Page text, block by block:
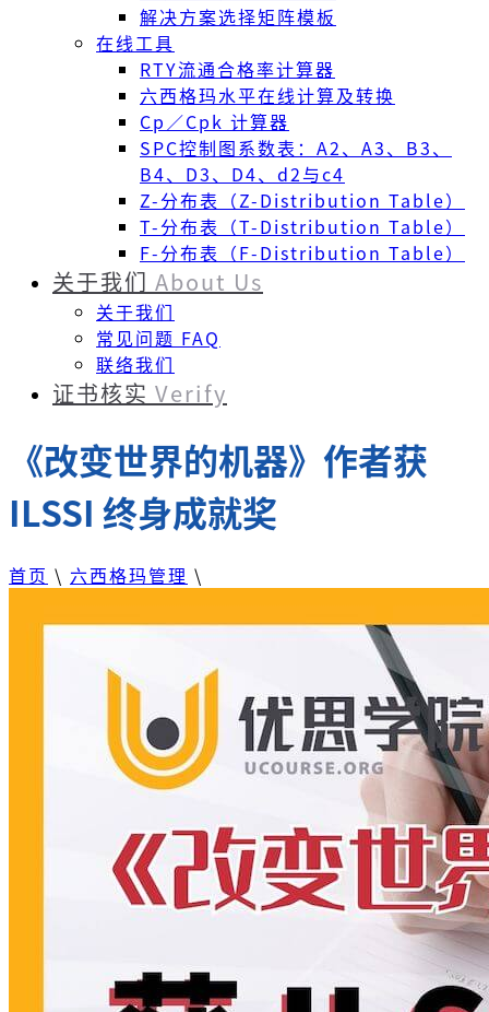
解决方案选择矩阵模板
在线工具
RTY流通合格率计算器
六西格玛水平在线计算及转换
Cp／Cpk 计算器
SPC控制图系数表：A2、A3、B3、
B4、D3、D4、d2与c4
Z-分布表（Z-Distribution Table）
T-分布表（T-Distribution Table）
F-分布表（F-Distribution Table）
关于我们 About Us
关于我们
常见问题 FAQ
联络我们
证书核实 Verify
《改变世界的机器》作者获
ILSSI 终身成就奖
首页 \ 六西格玛管理 \